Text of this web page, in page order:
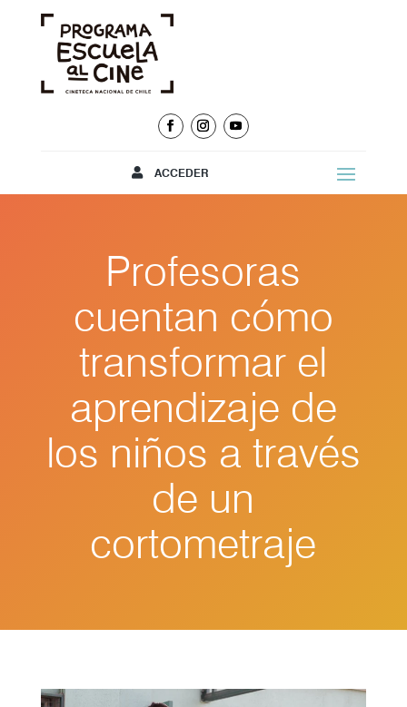
ACCEDER
Profesoras
cuentan cómo
transformar el
aprendizaje de
los niños a través
de un
cortometraje